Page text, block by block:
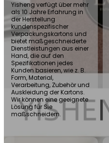
Yisheng verfügt über mehr
als 10 Jahre Erfahrung in
der Herstellung
kundenspezifischer
Verpackungskartons und
bietet maßgeschneiderte
Dienstleistungen aus einer
Hand, die auf den
Spezifikationen jedes
Kunden basieren, wie z. B.
Form, Material,
Verarbeitung, Zubehör und
Auskleidung der Kartons.
Wir können eine geeignete
Lösung für Sie
maßschneidern.